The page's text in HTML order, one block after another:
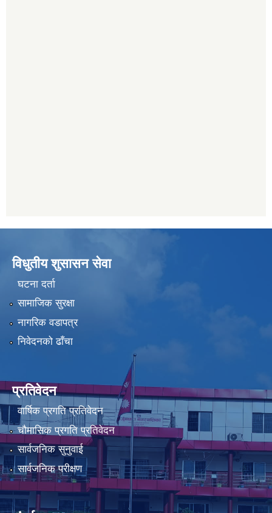
विधुतीय शुसासन सेवा
घटना दर्ता
सामाजिक सुरक्षा
नागरिक वडापत्र
निवेदनको ढाँचा
प्रतिवेदन
वार्षिक प्रगति प्रतिवेदन
चौमासिक प्रगति प्रतिवेदन
सार्वजनिक सुनुवाई
सार्वजनिक परीक्षण